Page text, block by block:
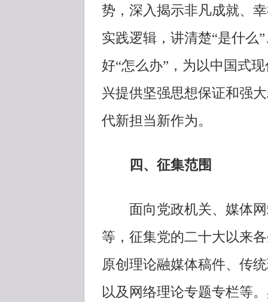
势，深入揭示非凡成就、
实践逻辑，讲清楚“是什么
好“怎么办”，为以中国式
兴提供坚强思想保证和强
代新担当新作为。
四、征集范围
面向党政机关、媒体网
等，征集党的二十大以来
原创理论融媒体稿件、传
以及网络理论专题专栏等